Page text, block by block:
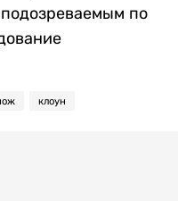
по
клоун